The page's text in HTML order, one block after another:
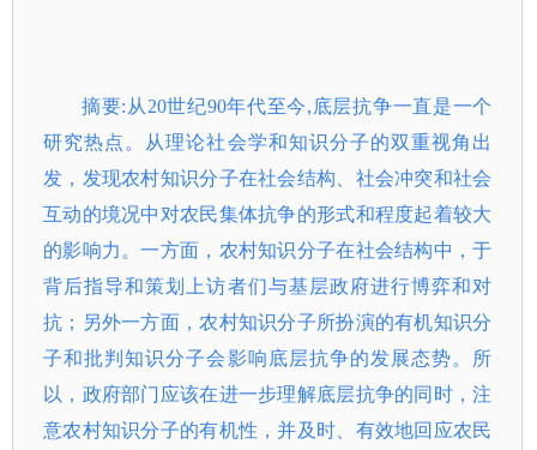
摘要:从20世纪90年代至今,底层抗争一直是一个
研究热点。从理论社会学和知识分子的双重视角出
发，发现农村知识分子在社会结构、社会冲突和社会
互动的境况中对农民集体抗争的形式和程度起着较大
的影响力。一方面，农村知识分子在社会结构中，于
背后指导和策划上访者们与基层政府进行博弈和对
抗；另外一方面，农村知识分子所扮演的有机知识分
子和批判知识分子会影响底层抗争的发展态势。所
以，政府部门应该在进一步理解底层抗争的同时，注
意农村知识分子的有机性，并及时、有效地回应农民